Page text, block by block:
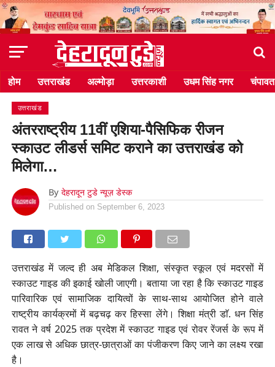
होम उत्तराखंड अल्मोड़ा उत्तरकाशी उधम सिंह नगर चंपावत
उत्तराखंड
अंतरराष्ट्रीय 11वीं एशिया-पैसिफिक रीजन
स्काउट लीडर्स समिट कराने का उत्तराखंड को
मिलेगा…
By देहरादून टुडे न्यूज़ डेस्क
Published on September 6, 2023
उत्तराखंड में जल्द ही अब मेडिकल शिक्षा, संस्कृत स्कूल एवं मदरसों में
स्काउट गाइड की इकाई खोली जाएगी। बताया जा रहा है कि स्काउट गाइड
पारिवारिक एवं सामाजिक दायित्वों के साथ-साथ आयोजित होने वाले
राष्ट्रीय कार्यक्रमों में बढ़चढ़ कर हिस्सा लेंगे। शिक्षा मंत्री डाॅ. धन सिंह
रावत ने वर्ष 2025 तक प्रदेश में स्काउट गाइड एवं रोवर रेंजर्स के रूप में
एक लाख से अधिक छात्र-छात्राओं का पंजीकरण किए जाने का लक्ष्य रखा
है।